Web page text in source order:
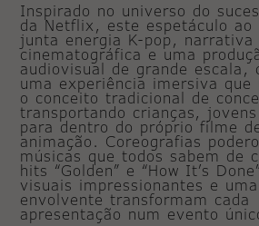
Inspirado no universo do
da Netflix, este espetáculo ao
junta energia K-pop, narrativa
cinematográfica e uma
audiovisual de grande escala,
uma experiência imersiva que
o conceito tradicional de
transportando crianças,
para dentro do próprio filme
animação. Coreografias
músicas que todos sabem de
hits “Golden” e “How It’s
visuais impressionantes e
envolvente transformam cada
apresentação num evento